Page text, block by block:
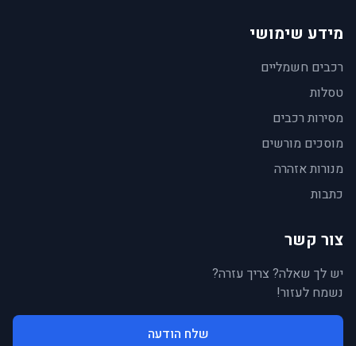
מידע שימושי
רכבים חשמליים
טסלות
מסירות רכבים
מוסכים מורשים
מנורות אזהרה
כתבות
צור קשר
יש לך שאלה? צריך עזרה?
נשמח לעזור!
שלח הודעה